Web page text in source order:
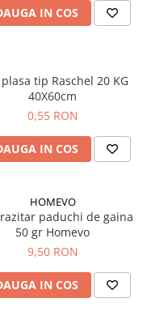
IN COS
tip Raschel 20 KG
40X60cm
0,55 RON
IN COS
HOMEVO
paduchi de gaina
50 gr Homevo
9,50 RON
IN COS